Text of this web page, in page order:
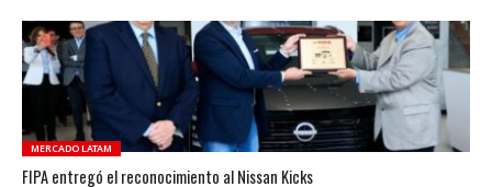
MERCADO LATAM
FIPA entregó el reconocimiento al Nissan Kicks